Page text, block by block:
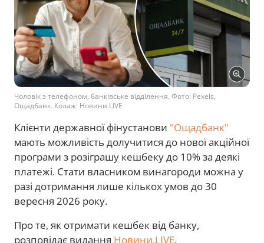
Чоловік з телефоном, банківське відділення. Фото: Pexels,
Ощадбанк. Колаж: Новини.LIVE
Клієнти державної фінустанови "Ощадбанк"
мають можливість долучитися до нової акційної
програми з розіграшу кешбеку до 10% за деякі
платежі. Стати власником винагороди можна у
разі дотримання лише кількох умов до 30
вересня 2026 року.
Про те, як отримати кешбек від банку,
розповідає видання Новини.LIVE.